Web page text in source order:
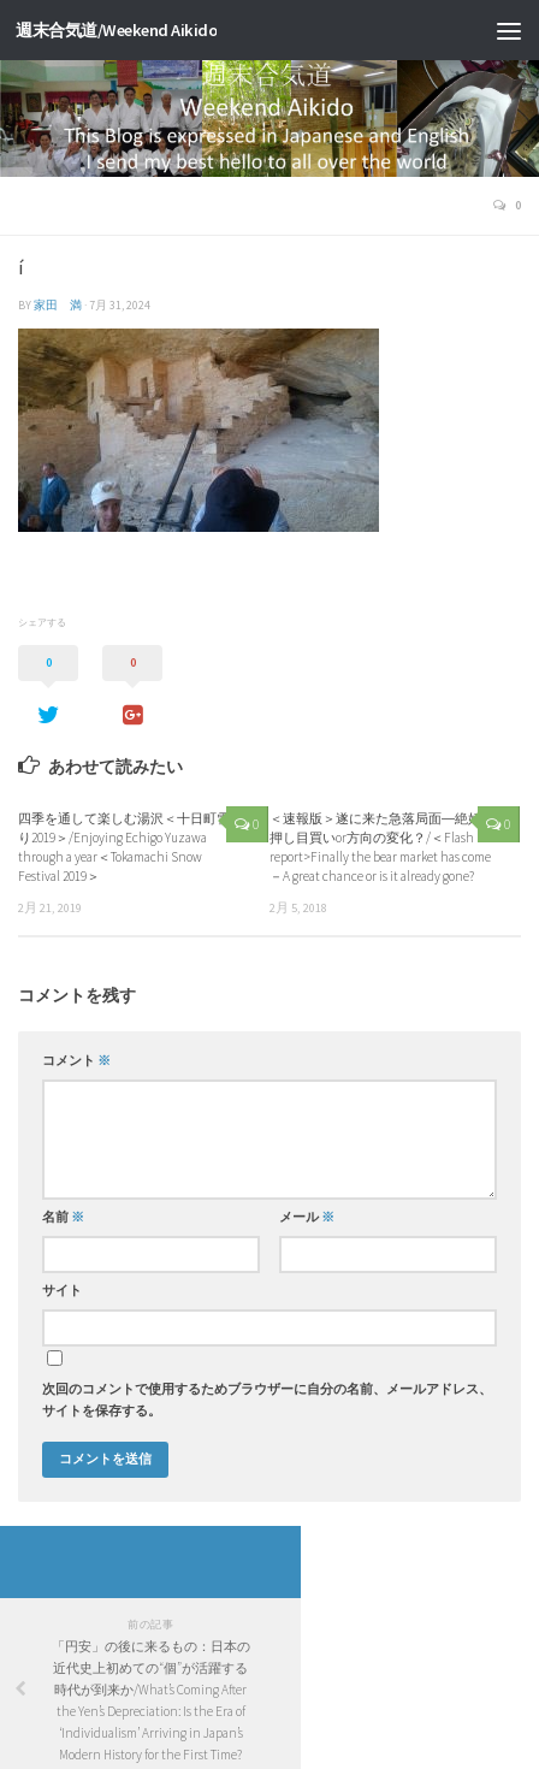
週末合気道/Weekend Aikido
0
í
BY家田 満 · 7月 31, 2024
シェアする
0 0
あわせて読みたい
0
四季を通して楽しむ湯沢＜十日町雪祭
り2019＞/Enjoying Echigo Yuzawa
through a year＜Tokamachi Snow
Festival 2019＞
2月 21, 2019
0
＜速報版＞遂に来た急落局面―絶好の
押し目買いor方向の変化？/＜Flash
report>Finally the bear market has come
－A great chance or is it already gone?
2月 5, 2018
コメントを残す
コメント ※
名前 ※ メール※
サイト
次回のコメントで使用するためブラウザーに自分の名前、メールアドレス、
サイトを保存する。
前の記事
「円安」の後に来るもの：日本の
近代史上初めての“個”が活躍する
時代が到来か/What’s Coming After
the Yen’s Depreciation: Is the Era of
‘Individualism’ Arriving in Japan’s
Modern History for the First Time?